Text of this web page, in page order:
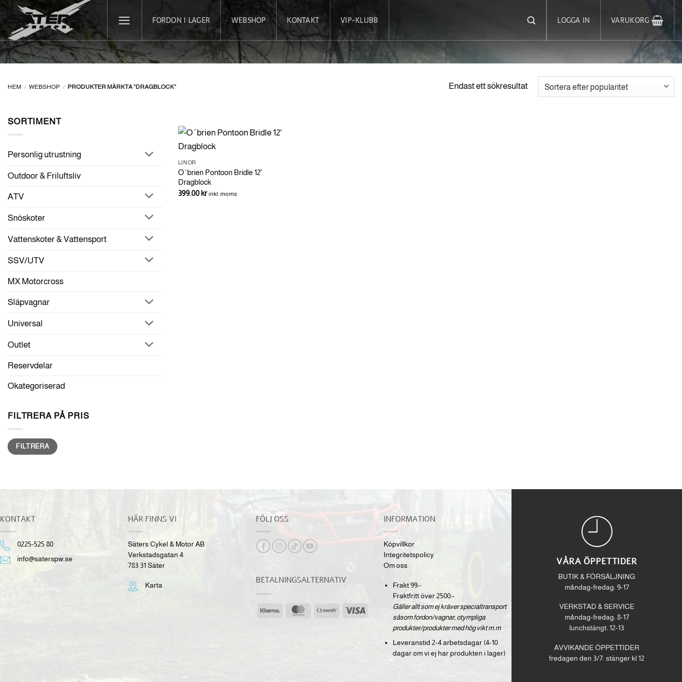
to
content
FORDON I LAGER WEBSHOP KONTAKT VIP-KLUBB LOGGA IN VARUKORG
HEM / WEBSHOP / PRODUKTER MÄRKTA ”DRAGBLOCK” Endast ett sökresultat
SORTIMENT
Personlig utrustning
Outdoor & Friluftsliv
ATV
Snöskoter
Vattenskoter & Vattensport
SSV/UTV
MX Motorcross
Släpvagnar
Universal
Outlet
Reservdelar
Okategoriserad
FILTRERA PÅ PRIS
Min
pris
Max
prisFILTRERA
LINOR
O´brien Pontoon Bridle 12′
Dragblock
399.00 kr inkl. moms
KONTAKT
0225-525 80
info@saterspw.se
HÄR FINNS VI
Säters Cykel & Motor AB
Verkstadsgatan 4
783 31 Säter
Karta
FÖLJ OSS
BETALNINGSALTERNATIV
Klarna MasterCardSwish
INFORMATION
Köpvillkor
Integritetspolicy
Om oss
Frakt 99:-
Fraktfritt över 2500:-
Gäller allt som ej kräver specialtransport
såsom fordon/vagnar, otympliga
produkter/produkter med hög vikt m.m
Leveranstid 2-4 arbetsdagar (4-10
dagar om vi ej har produkten i lager)
VÅRA ÖPPETTIDER
BUTIK & FÖRSÄLJNING
måndag-fredag: 9-17
VERKSTAD & SERVICE
måndag-fredag: 8-17
lunchstängt: 12-13
AVVIKANDE ÖPPETTIDER
fredagen den 3/7: stänger kl 12